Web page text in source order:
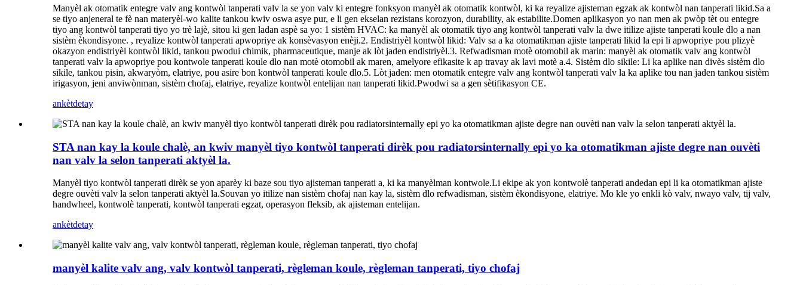
Manyèl ak otomatik entegre valv ang kontwòl tanperati valv la se yon valv ki entegre fonksyon manyèl ak otomatik kontwòl, ki ka reyalize ajisteman egzak ak kontwòl nan tanperati likid.Sa a
se tiyo anjeneral te fè nan materyèl-wo kalite tankou kwiv oswa asye pur, e li gen ekselan rezistans korozyon, durability, ak estabilite.Domen aplikasyon yo nan men ak pwòp tèt ou entegre
tiyo ang kontwòl tanperati tiyo yo trè lajè, sitou ki gen ladan aspè sa yo: 1 sistèm HVAC: ka manyèl ak otomatik tiyo ang kontwòl tanperati valv la dwe itilize ajiste tanperati koule dlo a nan
sistèm èkondisyone. , reyalize kontwòl tanperati apwopriye ak konsèvasyon enèji.2. Endistriyèl kontwòl likid: Valv sa a ka otomatikman ajiste tanperati likid la epi li apwopriye pou plizyè
okazyon endistriyèl kontwòl likid, tankou pwodui chimik, pharmaceutique, manje ak lòt jaden endistriyèl.3. Refwadisman motè otomobil ak marin: manyèl ak otomatik valv ang kontwòl
tanperati valv la apwopriye pou kontwole tanperati koule dlo nan motè otomobil ak maren, amelyore efikasite k ap travay ak lavi motè a.4. Sistèm dlo sikile: Li ka aplike nan divès sistèm dlo
sikile, tankou pisin, akwaryòm, elatriye, pou asire bon kontwòl tanperati koule dlo.5. Lòt jaden: men otomatik entegre valv ang kontwòl tanperati valv la ka aplike tou nan jaden tankou sistèm
irigasyon, jeni anviwònman, sistèm chofaj, elatriye, reyalize kontwòl entelijan nan tanperati likid.Pwodwi sa a gen sètifikasyon CE.
ankètdetay
STA nan kay la koule chalè, an kwiv manyèl tiyo kontwòl tanperati dirèk pou radiatorsinternally epi yo ka otomatikman ajiste degre nan ouvèti
nan valv la selon tanperati aktyèl la.
Manyèl tiyo kontwòl tanperati dirèk se yon aparèy ki baze sou tiyo ajisteman tanperati a, ki ka manyèlman kontwole.Li ekipe ak yon kontwolè tanperati andedan epi li ka otomatikman ajiste
degre ouvèti valv la selon tanperati aktyèl la.Souvan yo itilize nan sistèm chofaj nan kay la, sistèm dlo refwadisman, sistèm èkondisyone, elatriye. Mo kle yo enkli kò valv, nwayo valv, tij valv,
handwheel, kontwolè tanperati, kontwòl tanperati egzat, operasyon fleksib, ak ajisteman entelijan.
ankètdetay
manyèl kalite valv ang, valv kontwòl tanperati, règleman koule, règleman tanperati, tiyo chofaj